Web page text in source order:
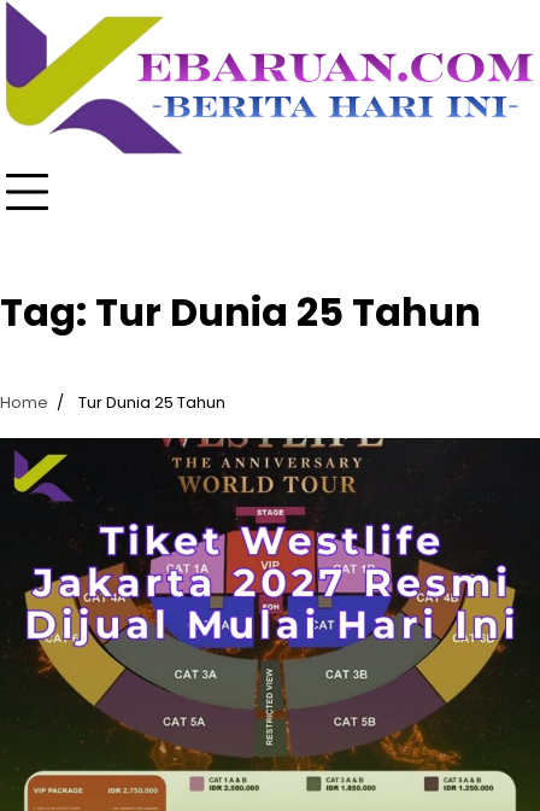
Skip
content
Tag: Tur Dunia 25 Tahun
Home Tur Dunia 25 Tahun